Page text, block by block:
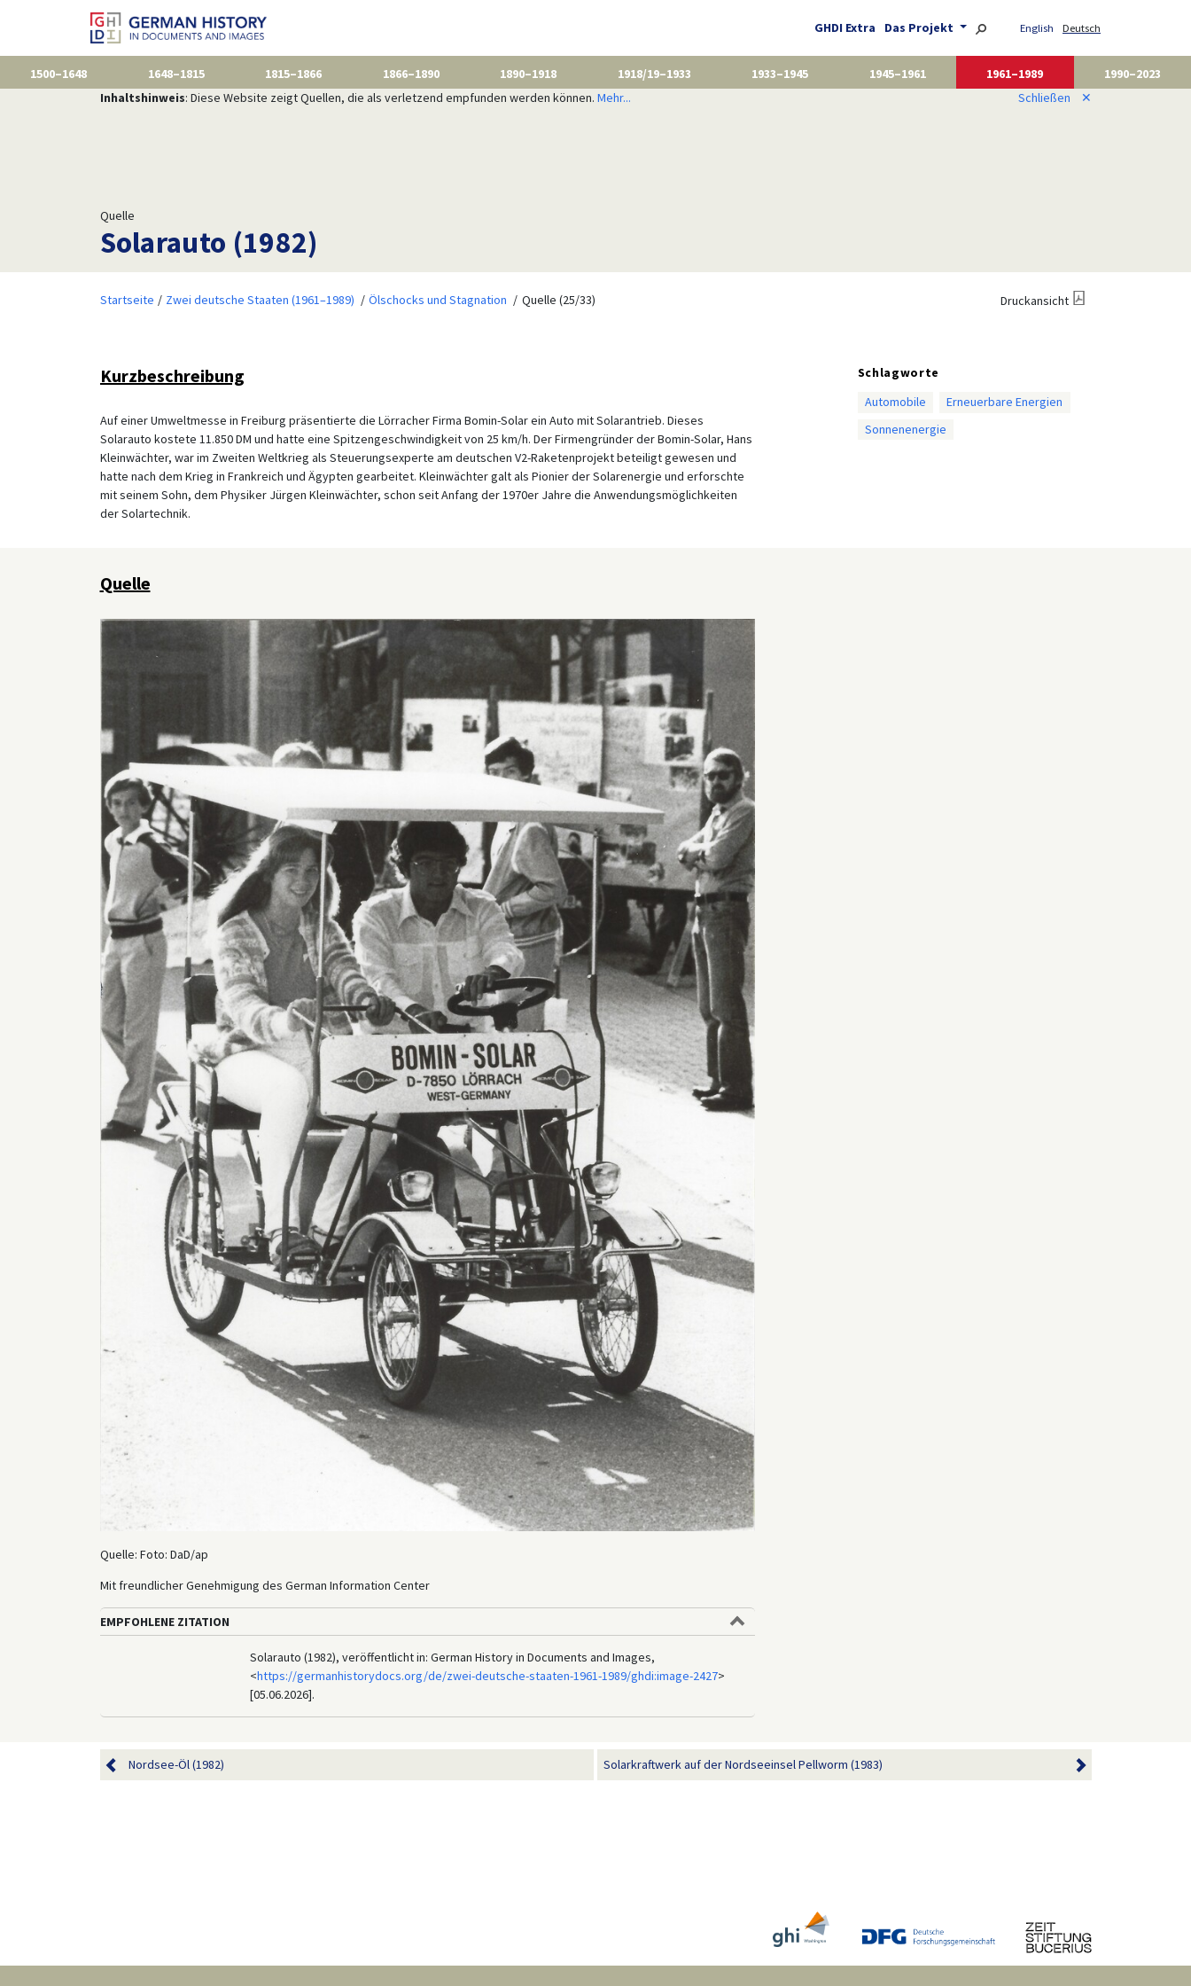
GHDI Extra Das Projekt English Deutsch
1500–1648 1648–1815 1815–1866 1866–1890 1890–1918 1918/19–1933 1933–1945 1945–1961 1961–1989
1990–2023
Inhaltshinweis: Diese Website zeigt Quellen, die als verletzend empfunden werden können. Mehr... Schließen ✕
Quelle
Solarauto (1982)
Startseite Zwei deutsche Staaten (1961–1989) Ölschocks und Stagnation Quelle (25/33) Druckansicht
Kurzbeschreibung
Auf einer Umweltmesse in Freiburg präsentierte die Lörracher Firma Bomin-Solar ein Auto mit Solarantrieb. Dieses
Solarauto kostete 11.850 DM und hatte eine Spitzengeschwindigkeit von 25 km/h. Der Firmengründer der Bomin-Solar, Hans
Kleinwächter, war im Zweiten Weltkrieg als Steuerungsexperte am deutschen V2-Raketenprojekt beteiligt gewesen und
hatte nach dem Krieg in Frankreich und Ägypten gearbeitet. Kleinwächter galt als Pionier der Solarenergie und erforschte
mit seinem Sohn, dem Physiker Jürgen Kleinwächter, schon seit Anfang der 1970er Jahre die Anwendungsmöglichkeiten
der Solartechnik.
Schlagworte
Automobile
Erneuerbare Energien
Sonnenenergie
Quelle
Quelle: Foto: DaD/ap
Mit freundlicher Genehmigung des German Information Center
EMPFOHLENE ZITATION
Solarauto (1982), veröffentlicht in: German History in Documents and Images,
<https://germanhistorydocs.org/de/zwei-deutsche-staaten-1961-1989/ghdi:image-2427>
[05.06.2026].
Nordsee-Öl (1982) Solarkraftwerk auf der Nordseeinsel Pellworm (1983)